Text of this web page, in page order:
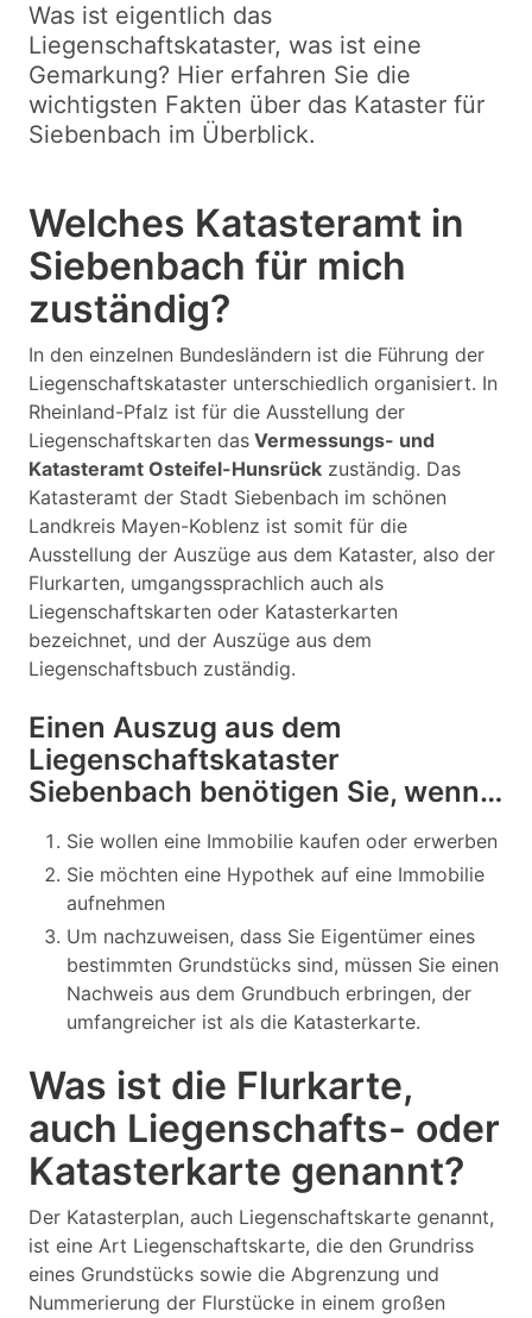
Was ist eigentlich das
Liegenschaftskataster, was ist eine
Gemarkung? Hier erfahren Sie die
wichtigsten Fakten über das Kataster für
Siebenbach im Überblick.
Welches Katasteramt in
Siebenbach für mich
zuständig?
In den einzelnen Bundesländern ist die Führung der
Liegenschaftskataster unterschiedlich organisiert. In
Rheinland-Pfalz ist für die Ausstellung der
Liegenschaftskarten das Vermessungs- und
Katasteramt Osteifel-Hunsrück zuständig. Das
Katasteramt der Stadt Siebenbach im schönen
Landkreis Mayen-Koblenz ist somit für die
Ausstellung der Auszüge aus dem Kataster, also der
Flurkarten, umgangssprachlich auch als
Liegenschaftskarten oder Katasterkarten
bezeichnet, und der Auszüge aus dem
Liegenschaftsbuch zuständig.
Einen Auszug aus dem
Liegenschaftskataster
Siebenbach benötigen Sie, wenn…
Sie wollen eine Immobilie kaufen oder erwerben
Sie möchten eine Hypothek auf eine Immobilie
aufnehmen
Um nachzuweisen, dass Sie Eigentümer eines
bestimmten Grundstücks sind, müssen Sie einen
Nachweis aus dem Grundbuch erbringen, der
umfangreicher ist als die Katasterkarte.
Was ist die Flurkarte,
auch Liegenschafts- oder
Katasterkarte genannt?
Der Katasterplan, auch Liegenschaftskarte genannt,
ist eine Art Liegenschaftskarte, die den Grundriss
eines Grundstücks sowie die Abgrenzung und
Nummerierung der Flurstücke in einem großen